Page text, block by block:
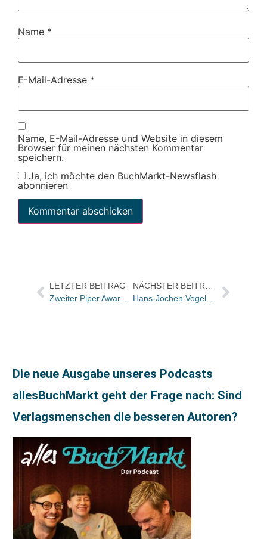
Name *
E-Mail-Adresse *
Name, E-Mail-Adresse und Website in diesem
Browser für meinen nächsten Kommentar
speichern.
Ja, ich möchte den BuchMarkt-Newsflash
abonnieren
LETZTER BEITRAG
Zweiter Piper Award geht an Tamy Fabienne Tiede
NÄCHSTER BEITRAG
Hans-Jochen Vogel legt das Resümee seines Politikerlebens vor
Die neue Ausgabe unseres Podcasts
allesBuchMarkt geht der Frage nach: Sind
Verlagsmenschen die besseren Autoren?